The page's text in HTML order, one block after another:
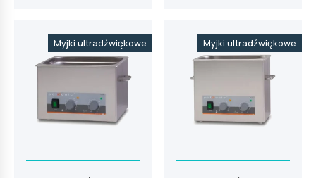
Myjki ultradźwiękowe Myjki ultradźwiękowe